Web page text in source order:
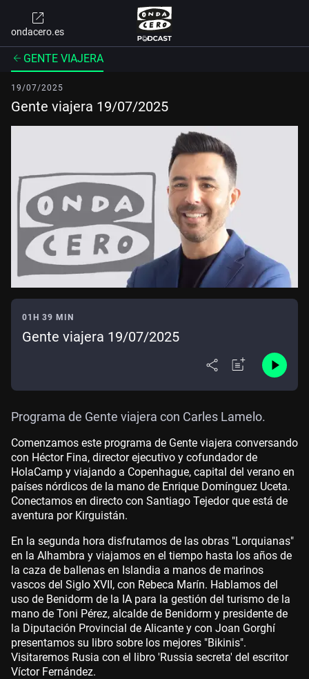
ondacero.es
GENTE VIAJERA
19/07/2025
Gente viajera 19/07/2025
01H 39 MIN
Gente viajera 19/07/2025
Programa de Gente viajera con Carles Lamelo.
Comenzamos este programa de Gente viajera conversando
con Héctor Fina, director ejecutivo y cofundador de
HolaCamp y viajando a Copenhague, capital del verano en
países nórdicos de la mano de Enrique Domínguez Uceta.
Conectamos en directo con Santiago Tejedor que está de
aventura por Kirguistán.
En la segunda hora disfrutamos de las obras "Lorquianas"
en la Alhambra y viajamos en el tiempo hasta los años de
la caza de ballenas en Islandia a manos de marinos
vascos del Siglo XVII, con Rebeca Marín. Hablamos del
uso de Benidorm de la IA para la gestión del turismo de la
mano de Toni Pérez, alcalde de Benidorm y presidente de
la Diputación Provincial de Alicante y con Joan Gorghí
presentamos su libro sobre los mejores "Bikinis".
Visitaremos Rusia con el libro 'Russia secreta' del escritor
Víctor Fernández.